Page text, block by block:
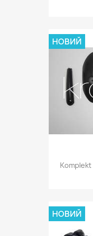
Komplekt
НОВИЙ
НОВИЙ